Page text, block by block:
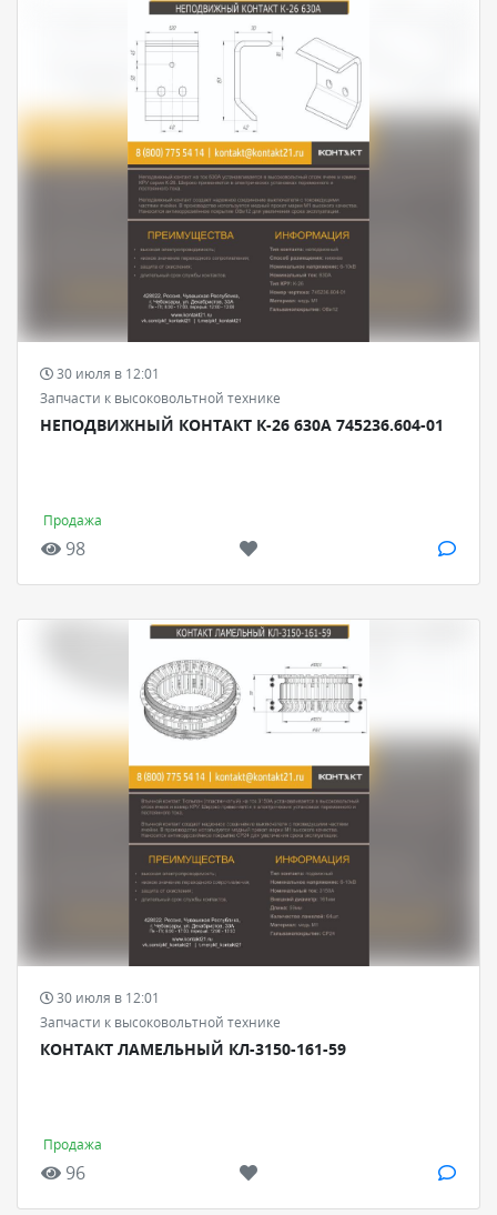
30 июля в 12:01
Запчасти к высоковольтной технике
НЕПОДВИЖНЫЙ КОНТАКТ К-26 630А 745236.604-01
Продажа
98
30 июля в 12:01
Запчасти к высоковольтной технике
КОНТАКТ ЛАМЕЛЬНЫЙ КЛ-3150-161-59
Продажа
96